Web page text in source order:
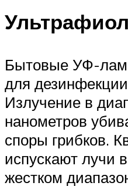
Бытовые УФ-
для
Излучение в
нанометров
споры грибков.
испускают лучи
жестком